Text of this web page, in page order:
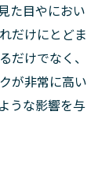
た目やにおい
だけにとどま
だけでなく、
が非常に高い
うな影響を与